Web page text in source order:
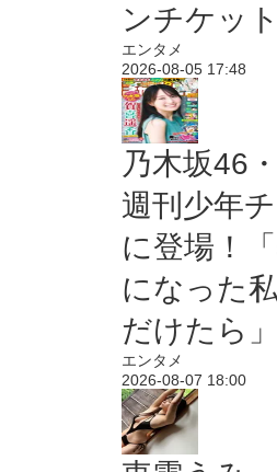
ンチケッ
エンタメ
2026-08-05 17:48
乃木坂46
週刊少年
に登場！
になった
だけたら」
エンタメ
2026-08-07 18:00